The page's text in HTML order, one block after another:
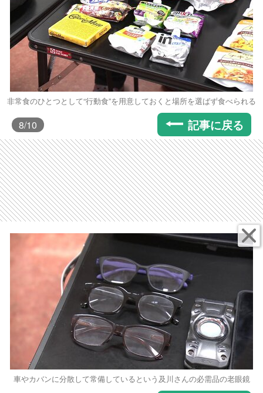
非常食のひとつとして“行動食”を用意しておくと場所を選ばず食べられる
8/10 記事に戻る
車やカバンに分散して常備しているという及川さんの必需品の老眼鏡